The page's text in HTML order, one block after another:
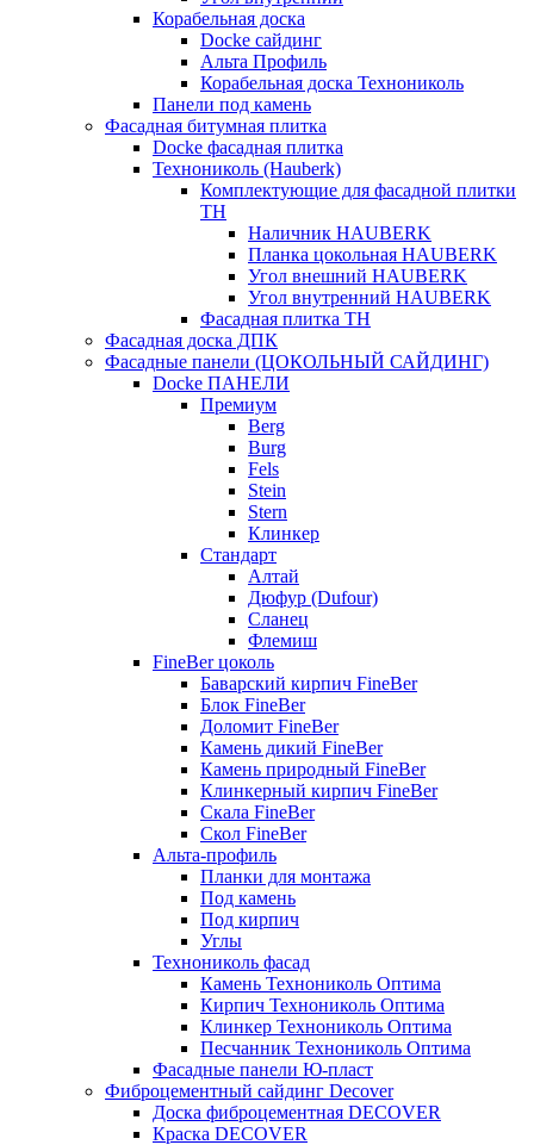
Корабельная доска
Docke сайдинг
Альта Профиль
Корабельная доска Технониколь
Панели под камень
Фасадная битумная плитка
Docke фасадная плитка
Технониколь (Hauberk)
Комплектующие для фасадной плитки
ТН
Наличник HAUBERK
Планка цокольная HAUBERK
Угол внешний HAUBERK
Угол внутренний HAUBERK
Фасадная плитка ТН
Фасадная доска ДПК
Фасадные панели (ЦОКОЛЬНЫЙ САЙДИНГ)
Docke ПАНЕЛИ
Премиум
Berg
Burg
Fels
Stein
Stern
Клинкер
Стандарт
Алтай
Дюфур (Dufour)
Сланец
Флемиш
FineBer цоколь
Баварский кирпич FineBer
Блок FineBer
Доломит FineBer
Камень дикий FineBer
Камень природный FineBer
Клинкерный кирпич FineBer
Скала FineBer
Скол FineBer
Альта-профиль
Планки для монтажа
Под камень
Под кирпич
Углы
Технониколь фасад
Камень Технониколь Оптима
Кирпич Технониколь Оптима
Клинкер Технониколь Оптима
Песчанник Технониколь Оптима
Фасадные панели Ю-пласт
Фиброцементный сайдинг Decover
Доска фиброцементная DECOVER
Краска DECOVER